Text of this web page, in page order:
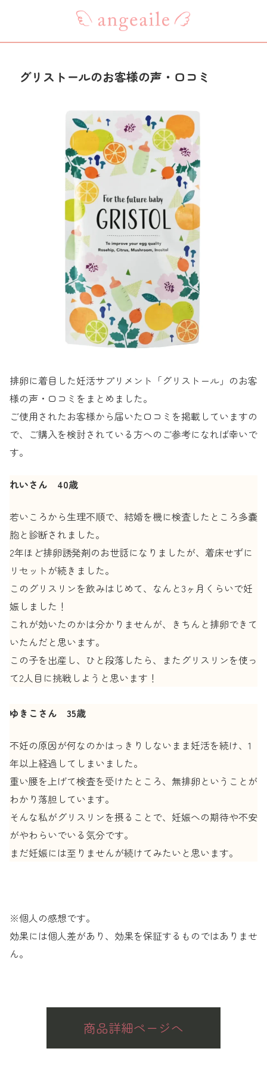
グリストールのお客様の声・口コミ
排卵に着目した妊活サプリメント「グリストール」のお客
様の声・口コミをまとめました。
ご使用されたお客様から届いた口コミを掲載していますの
で、ご購入を検討されている方へのご参考になれば幸いで
す。
れいさん 40歳
若いころから生理不順で、結婚を機に検査したところ多嚢
胞と診断されました。
2年ほど排卵誘発剤のお世話になりましたが、着床せずに
リセットが続きました。
このグリスリンを飲みはじめて、なんと3ヶ月くらいで妊
娠しました！
これが効いたのかは分かりませんが、きちんと排卵できて
いたんだと思います。
この子を出産し、ひと段落したら、またグリスリンを使っ
て2人目に挑戦しようと思います！
ゆきこさん 35歳
不妊の原因が何なのかはっきりしないまま妊活を続け、1
年以上経過してしまいました。
重い腰を上げて検査を受けたところ、無排卵ということが
わかり落胆しています。
そんな私がグリスリンを摂ることで、妊娠への期待や不安
がやわらいでいる気分です。
まだ妊娠には至りませんが続けてみたいと思います。
※個人の感想です。
効果には個人差があり、効果を保証するものではありませ
ん。
商品詳細ページへ